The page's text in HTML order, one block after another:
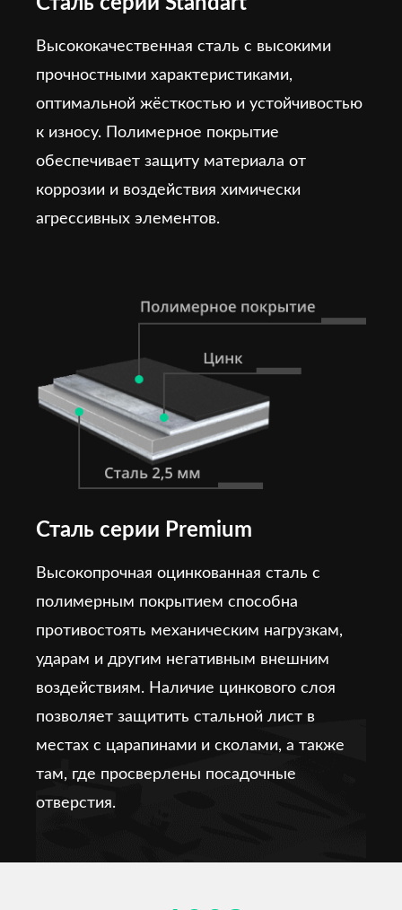
Высококачественная сталь с высокими
прочностными характеристиками,
оптимальной жёсткостью и устойчивостью
к износу. Полимерное покрытие
обеспечивает защиту материала от
коррозии и воздействия химически
агрессивных элементов.
Сталь серии Premium
Высокопрочная оцинкованная сталь с
полимерным покрытием способна
противостоять механическим нагрузкам,
ударам и другим негативным внешним
воздействиям. Наличие цинкового слоя
позволяет защитить стальной лист в
местах с царапинами и сколами, а также
там, где просверлены посадочные
отверстия.